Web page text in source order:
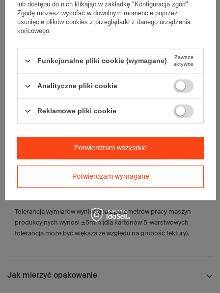
Wymiary
• zewnętrzne:800x400x300 mm
• wewnętrzne:792x392x284 mm
• pojemność:
• tektura falista:3-warstwowa
• fala:C
• gramatura:530 g/m2
Dodatkowe:
• waga jednostkowa (+/-5%):873 g
• Poczta Polska Paczka B
Tolerancja wymiarów wynikająca z parametrów pracy maszyn
produkcyjnych wynosi ±5mm (dla kartonów 5-warstwowych
tolerancja może być większa ze względu na grubość tektury).
Jak mierzyć opakowanie
lub dostępu do nich klikając w zakładkę "Konfiguracja zgód".
Zgodę możesz wycofać w dowolnym momencie poprzez
usunięcie plików cookies z przeglądarki z danego urządzenia
końcowego.
Funkcjonalne pliki cookie (wymagane)
Zawsze
aktywne
Analityczne pliki cookie
Reklamowe pliki cookie
Potwierdzam wymagane
Potwierdzam wszystkie